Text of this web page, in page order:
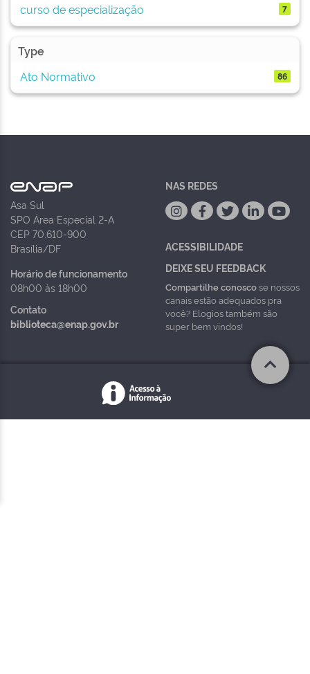
curso de especialização 7
Type
Ato Normativo
86
Asa Sul
SPO Área Especial 2-A
CEP 70.610-900
Brasília/DF
Horário de funcionamento
08h00 às 18h00
Contato
biblioteca@enap.gov.br
NAS REDES
ACESSIBILIDADE
DEIXE SEU FEEDBACK
Compartilhe conoscose nossos
canais estão adequados pra
você? Elogios também são
super bem vindos!